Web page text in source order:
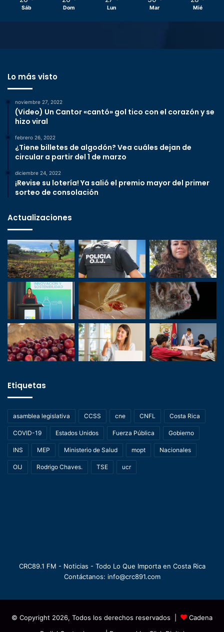
Sáb Dom Lun Mar Mié
Lo más visto
noviembre 27, 2022
(Video) Un Cantor «cantó» gol tico con el corazón y se
hizo viral
febrero 26, 2022
¿Tiene billetes de algodón? Vea cuáles dejan de
circular a partir del 1 de marzo
diciembre 24, 2022
¡Revise su lotería! Ya salió el premio mayor del primer
sorteo de consolación
Actualizaciones
Etiquetas
asamblea legislativa CCSS cne CNFL Costa Rica
COVID-19 Estados Unidos Fuerza Pública Gobierno
INS MEP Ministerio de Salud mopt Nacionales
OIJ Rodrigo Chaves. TSE ucr
CRC89.1 FM - Noticias - Todo Lo Que Importa en Costa Rica
Contáctanos: info@crc891.com
© Copyright 2026, Todos los derechos reservados |
Cadena